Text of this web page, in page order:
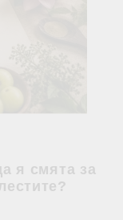
я смята за